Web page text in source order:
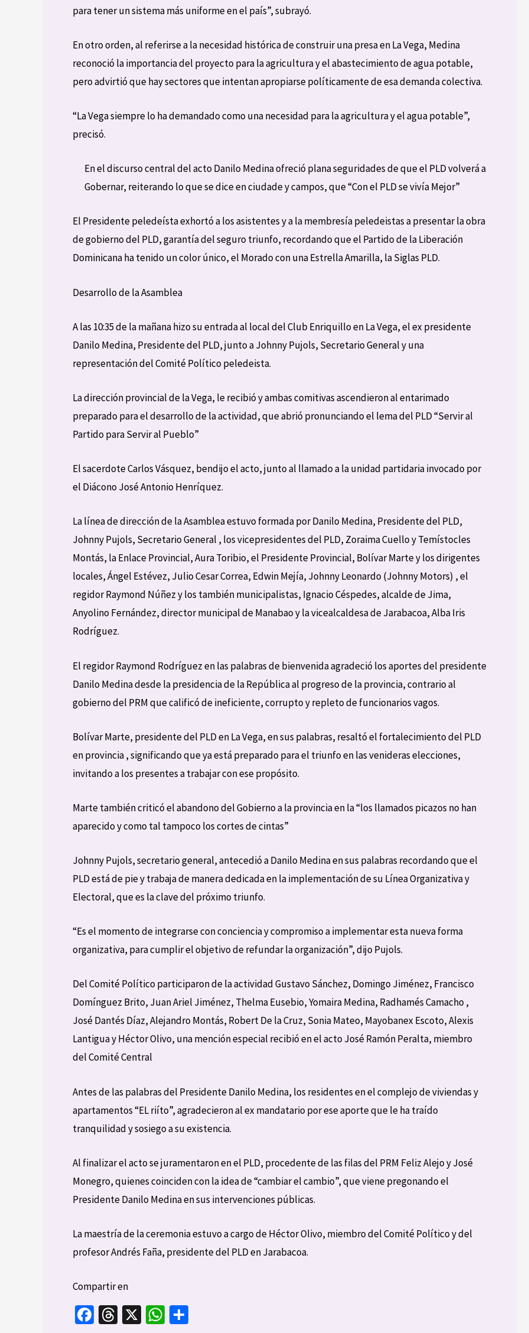
para tener un sistema más uniforme en el país”, subrayó.
En otro orden, al referirse a la necesidad histórica de construir una presa en La Vega, Medina
reconoció la importancia del proyecto para la agricultura y el abastecimiento de agua potable,
pero advirtió que hay sectores que intentan apropiarse políticamente de esa demanda colectiva.
“La Vega siempre lo ha demandado como una necesidad para la agricultura y el agua potable”,
precisó.
En el discurso central del acto Danilo Medina ofreció plana seguridades de que el PLD volverá a
Gobernar, reiterando lo que se dice en ciudade y campos, que “Con el PLD se vivía Mejor”
El Presidente peledeísta exhortó a los asistentes y a la membresía peledeistas a presentar la obra
de gobierno del PLD, garantía del seguro triunfo, recordando que el Partido de la Liberación
Dominicana ha tenido un color único, el Morado con una Estrella Amarilla, la Siglas PLD.
Desarrollo de la Asamblea
A las 10:35 de la mañana hizo su entrada al local del Club Enriquillo en La Vega, el ex presidente
Danilo Medina, Presidente del PLD, junto a Johnny Pujols, Secretario General y una
representación del Comité Político peledeista.
La dirección provincial de la Vega, le recibió y ambas comitivas ascendieron al entarimado
preparado para el desarrollo de la actividad, que abrió pronunciando el lema del PLD “Servir al
Partido para Servir al Pueblo”
El sacerdote Carlos Vásquez, bendijo el acto, junto al llamado a la unidad partidaria invocado por
el Diácono José Antonio Henríquez.
La línea de dirección de la Asamblea estuvo formada por Danilo Medina, Presidente del PLD,
Johnny Pujols, Secretario General , los vicepresidentes del PLD, Zoraima Cuello y Temístocles
Montás, la Enlace Provincial, Aura Toribio, el Presidente Provincial, Bolívar Marte y los dirigentes
locales, Ángel Estévez, Julio Cesar Correa, Edwin Mejía, Johnny Leonardo (Johnny Motors) , el
regidor Raymond Núñez y los también municipalistas, Ignacio Céspedes, alcalde de Jima,
Anyolino Fernández, director municipal de Manabao y la vicealcaldesa de Jarabacoa, Alba Iris
Rodríguez.
El regidor Raymond Rodríguez en las palabras de bienvenida agradeció los aportes del presidente
Danilo Medina desde la presidencia de la República al progreso de la provincia, contrario al
gobierno del PRM que calificó de ineficiente, corrupto y repleto de funcionarios vagos.
Bolívar Marte, presidente del PLD en La Vega, en sus palabras, resaltó el fortalecimiento del PLD
en provincia , significando que ya está preparado para el triunfo en las venideras elecciones,
invitando a los presentes a trabajar con ese propósito.
Marte también criticó el abandono del Gobierno a la provincia en la “los llamados picazos no han
aparecido y como tal tampoco los cortes de cintas”
Johnny Pujols, secretario general, antecedió a Danilo Medina en sus palabras recordando que el
PLD está de pie y trabaja de manera dedicada en la implementación de su Línea Organizativa y
Electoral, que es la clave del próximo triunfo.
“Es el momento de integrarse con conciencia y compromiso a implementar esta nueva forma
organizativa, para cumplir el objetivo de refundar la organización”, dijo Pujols.
Del Comité Político participaron de la actividad Gustavo Sánchez, Domingo Jiménez, Francisco
Domínguez Brito, Juan Ariel Jiménez, Thelma Eusebio, Yomaira Medina, Radhamés Camacho ,
José Dantés Díaz, Alejandro Montás, Robert De la Cruz, Sonia Mateo, Mayobanex Escoto, Alexis
Lantigua y Héctor Olivo, una mención especial recibió en el acto José Ramón Peralta, miembro
del Comité Central
Antes de las palabras del Presidente Danilo Medina, los residentes en el complejo de viviendas y
apartamentos “EL riíto”, agradecieron al ex mandatario por ese aporte que le ha traído
tranquilidad y sosiego a su existencia.
Al finalizar el acto se juramentaron en el PLD, procedente de las filas del PRM Feliz Alejo y José
Monegro, quienes coinciden con la idea de “cambiar el cambio”, que viene pregonando el
Presidente Danilo Medina en sus intervenciones públicas.
La maestría de la ceremonia estuvo a cargo de Héctor Olivo, miembro del Comité Político y del
profesor Andrés Faña, presidente del PLD en Jarabacoa.
Compartir en
Fa T
X
W